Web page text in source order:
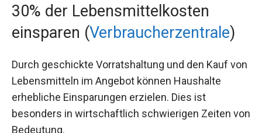
30% der Lebensmittelkosten
einsparen (Verbraucherzentrale)
Durch geschickte Vorratshaltung und den Kauf von
Lebensmitteln im Angebot können Haushalte
erhebliche Einsparungen erzielen. Dies ist
besonders in wirtschaftlich schwierigen Zeiten von
Bedeutung.